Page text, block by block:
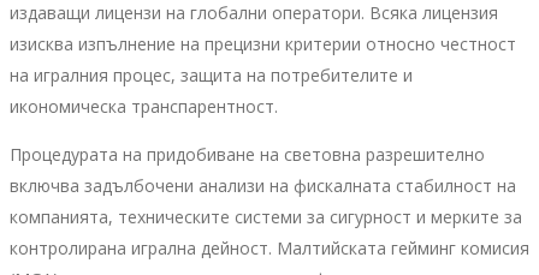
издаващи лицензи на глобални оператори. Всяка лицензия
изисква изпълнение на прецизни критерии относно честност
на игралния процес, защита на потребителите и
икономическа транспарентност.
Процедурата на придобиване на световна разрешително
включва задълбочени анализи на фискалната стабилност на
компанията, техническите системи за сигурност и мерките за
контролирана игрална дейност. Малтийската гейминг комисия